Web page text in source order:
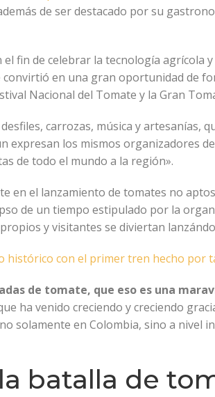
de ser destacado por su
el fin de celebrar la tecnología
convirtió en una gran oportunidad de
Nacional del Tomate y la Gran
carrozas, música y artesanías,
expresan los mismos organizadores
de todo el mundo a la región».
en el lanzamiento de tomates no
de un tiempo estipulado por la
y visitantes se diviertan
histórico con el primer tren hecho por
de tomate, que eso es una
ha venido creciendo y creciendo
solamente en Colombia, sino a nivel
batalla de